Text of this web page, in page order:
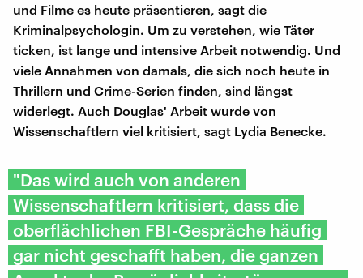
und Filme es heute präsentieren, sagt die
Kriminalpsychologin. Um zu verstehen, wie Täter
ticken, ist lange und intensive Arbeit notwendig. Und
viele Annahmen von damals, die sich noch heute in
Thrillern und Crime-Serien finden, sind längst
widerlegt. Auch Douglas' Arbeit wurde von
Wissenschaftlern viel kritisiert, sagt Lydia Benecke.
"Das wird auch von anderen
Wissenschaftlern kritisiert, dass die
oberflächlichen FBI-Gespräche häufig
gar nicht geschafft haben, die ganzen